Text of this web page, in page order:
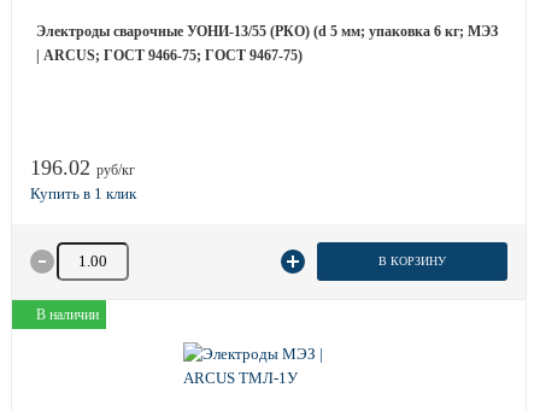
Электроды сварочные УОНИ-13/55 (РКО) (d 5 мм; упаковка 6 кг; МЭЗ
| ARCUS; ГОСТ 9466-75; ГОСТ 9467-75)
196.02 руб/кг
Количество товара В КОРЗИНУ
В наличии